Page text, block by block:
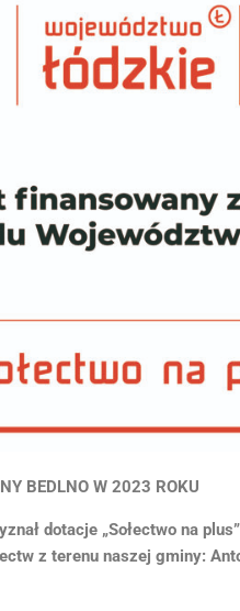
BEDLNO W 2023 ROKU
dotacje „Sołectwo na
z terenu naszej gminy: